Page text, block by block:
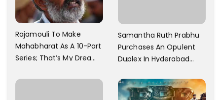
Rajamouli To Make
Mahabharat As A 10-Part
Series; That’s My Dream
Towards That
Samantha Ruth Prabhu
Purchases An Opulent
Duplex In Hyderabad
And A Swimming Pool For
Rs. 7.8 Cr